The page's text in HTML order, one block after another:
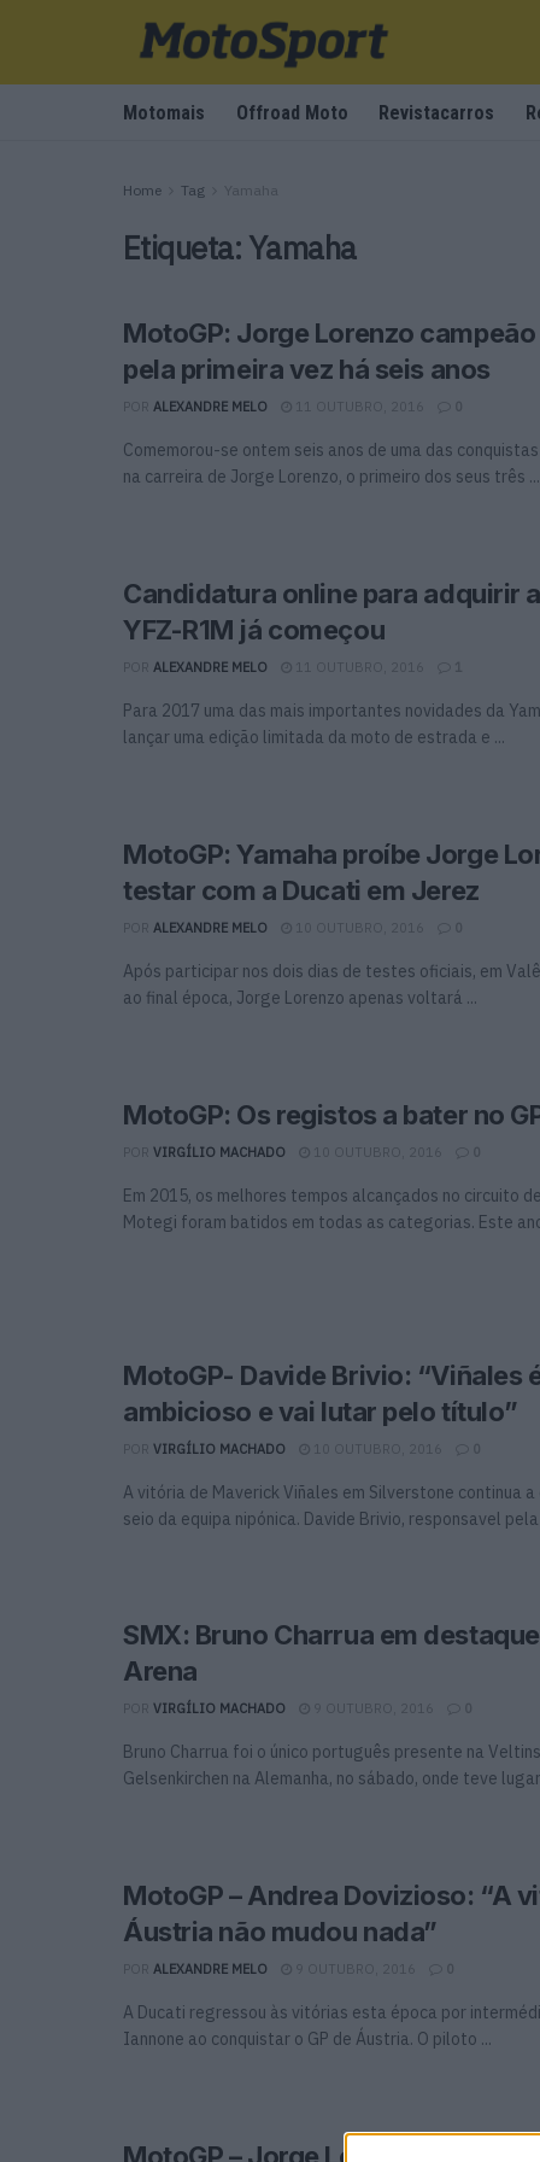
Motomais Offroad Moto Revistacarros
Home Tag Yamaha
Etiqueta: Yamaha
MotoGP: Jorge Lorenzo
pela primeira vez há seis anos
ALEXANDRE MELO 11 OUTUBRO, 2016 0
Comemorou-se ontem seis anos de uma das
na carreira de Jorge Lorenzo, o primeiro dos seus três ...
Candidatura online para adquirir
YFZ-R1M já começou
ALEXANDRE MELO 11 OUTUBRO, 2016 1
Para 2017 uma das mais importantes novidades da
lançar uma edição limitada da moto de estrada e ...
MotoGP: Yamaha proíbe Jorge
testar com a Ducati em Jerez
ALEXANDRE MELO 10 OUTUBRO, 2016 0
Após participar nos dois dias de testes oficiais, em
ao final época, Jorge Lorenzo apenas voltará ...
MotoGP: Os registos a bater no
VIRGÍLIO MACHADO 10 OUTUBRO, 2016 0
Em 2015, os melhores tempos alcançados no circuito
Motegi foram batidos em todas as categorias. Este
MotoGP- Davide Brivio: “Viñales
ambicioso e vai lutar pelo título”
VIRGÍLIO MACHADO 10 OUTUBRO, 2016 0
A vitória de Maverick Viñales em Silverstone continua
seio da equipa nipónica. Davide Brivio, responsavel pela
SMX: Bruno Charrua em
Arena
VIRGÍLIO MACHADO 9 OUTUBRO, 2016 0
Bruno Charrua foi o único português presente na
Gelsenkirchen na Alemanha, no sábado, onde teve
MotoGP – Andrea Dovizioso: “A
Áustria não mudou nada”
ALEXANDRE MELO 9 OUTUBRO, 2016 0
A Ducati regressou às vitórias esta época por
Iannone ao conquistar o GP de Áustria. O piloto ...